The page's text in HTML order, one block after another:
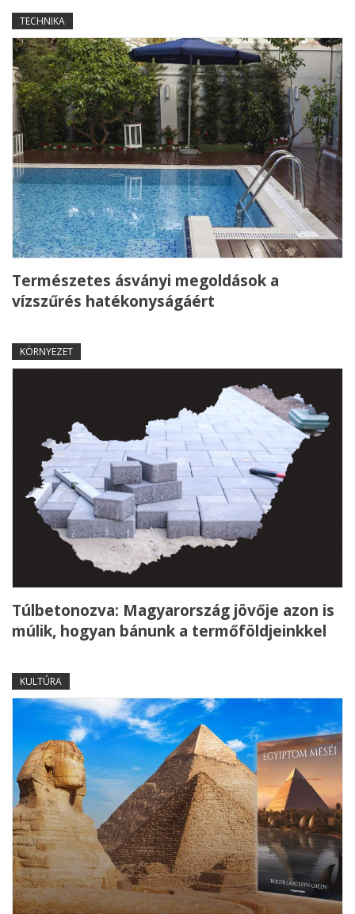
TECHNIKA
Természetes ásványi megoldások a
vízszűrés hatékonyságáért
KÖRNYEZET
Túlbetonozva: Magyarország jövője azon is
múlik, hogyan bánunk a termőföldjeinkkel
KULTÚRA